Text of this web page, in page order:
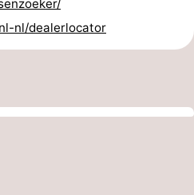
nl/dealerlocator